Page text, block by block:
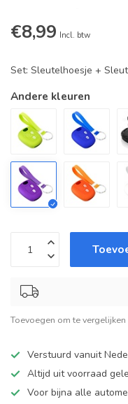
€8,99 Incl. btw
Set: Sleutelhoesje +
Andere kleuren
Toevoegen om te vergelijken
Verstuurd vanuit
Altijd uit voorraad
Voor bijna alle